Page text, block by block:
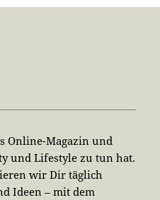
Online-Magazin und
und Lifestyle zu tun hat.
wir Dir täglich
Ideen – mit dem